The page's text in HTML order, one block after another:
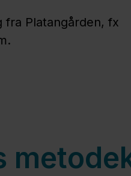
fra Platangården, fx